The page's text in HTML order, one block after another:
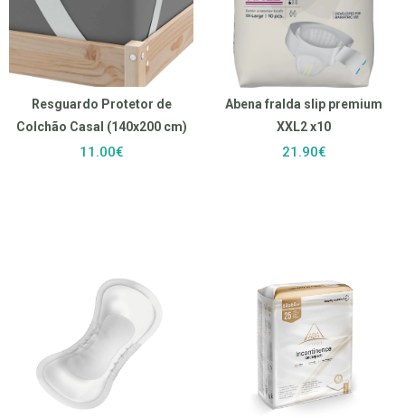
Resguardo Protetor de
Colchão Casal (140x200 cm)
11.00€
Abena fralda slip premium
XXL2 x10
21.90€